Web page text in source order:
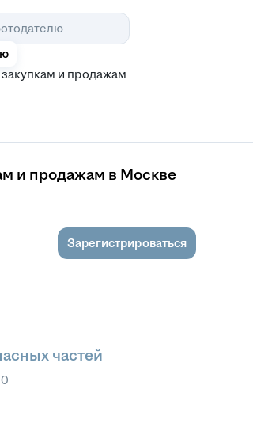
и продажам
и продажам в Москве
Зарегистрироваться
частей